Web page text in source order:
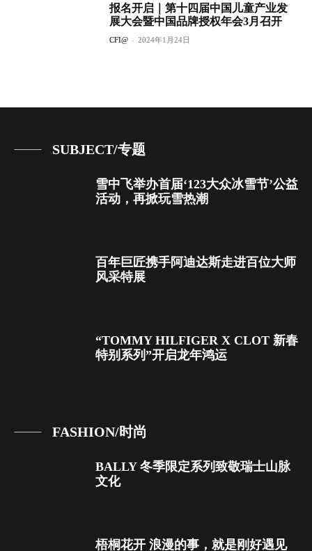
报名开启｜第十四届中国儿童产业发
展大会暨中国品牌授权年会3月召开
CFI@ - 2024年1月24日
SUBJECT/专题
雪中飞举办首届‘123大众冰雪节’公益
活动，再掀玩雪热潮
百年巨匠携手阿迪达斯走进百位大师
风采特展
“TOMMY HILFIGER X CLOT 新春
特别系列”开启龙年鸿运
FASHION/时尚
BALLY 冬季限定系列致敬瑞士山脉
文化
梧桐花开 浪漫的事，就是刚好遇见